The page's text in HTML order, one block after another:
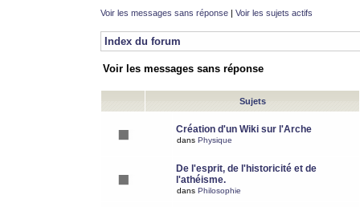
Voir les messages sans réponse | Voir les sujets actifs
Index du forum
Voir les messages sans réponse
Sujets
Création d'un Wiki sur l'Arche
dans Physique
De l'esprit, de l'historicité et de
l'athéisme.
dans Philosophie